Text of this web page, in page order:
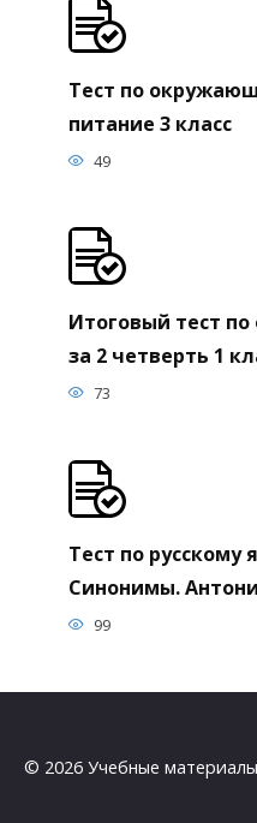
Тест по
питание 3 класс
49
Итоговый тест
за 2 четверть 1
73
Тест по
Синонимы.
99
© 2026 Учебные материалы